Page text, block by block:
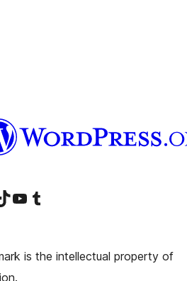
भेट द्या.आमच्या यूट्यूब चॅनेलला भेट द्या आमच्या टंबलर खात्याला भेट द्या.
is the intellectual property of